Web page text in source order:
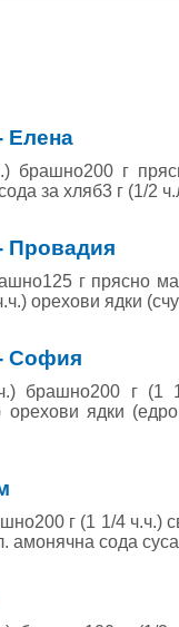
Елена
брашно200 г
за хляб3 г (1/2
Провадия
г прясно
орехови ядки
София
брашно200 г (1
ядки
г (1 1/4 ч.ч.)
амонячна сода